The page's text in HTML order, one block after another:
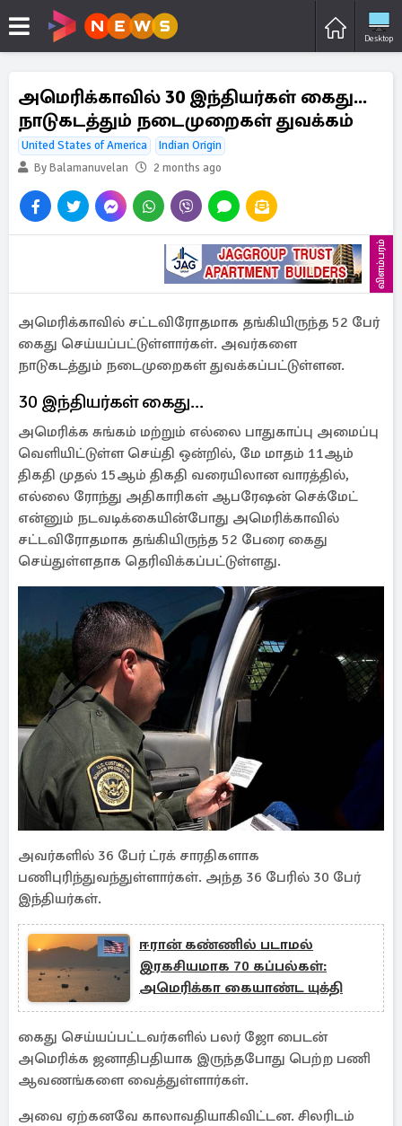
Desktop
அமெரிக்காவில் 30 இந்தியர்கள் கைது...
நாடுகடத்தும் நடைமுறைகள் துவக்கம்
United States of America
Indian Origin
By Balamanuvelan
2 months ago
விளம்பரம்
அமெரிக்காவில் சட்டவிரோதமாக தங்கியிருந்த 52 பேர்
கைது செய்யப்பட்டுள்ளார்கள். அவர்களை
நாடுகடத்தும் நடைமுறைகள் துவக்கப்பட்டுள்ளன.
30 இந்தியர்கள் கைது...
அமெரிக்க சுங்கம் மற்றும் எல்லை பாதுகாப்பு அமைப்பு
வெளியிட்டுள்ள செய்தி ஒன்றில், மே மாதம் 11ஆம்
திகதி முதல் 15ஆம் திகதி வரையிலான வாரத்தில்,
எல்லை ரோந்து அதிகாரிகள் ஆபரேஷன் செக்மேட்
என்னும் நடவடிக்கையின்போது அமெரிக்காவில்
சட்டவிரோதமாக தங்கியிருந்த 52 பேரை கைது
செய்துள்ளதாக தெரிவிக்கப்பட்டுள்ளது.
அவர்களில் 36 பேர் ட்ரக் சாரதிகளாக
பணிபுரிந்துவந்துள்ளார்கள். அந்த 36 பேரில் 30 பேர்
இந்தியர்கள்.
ஈரான் கண்ணில் படாமல்
இரகசியமாக 70 கப்பல்கள்:
அமெரிக்கா கையாண்ட யுக்தி
கைது செய்யப்பட்டவர்களில் பலர் ஜோ பைடன்
அமெரிக்க ஜனாதிபதியாக இருந்தபோது பெற்ற பணி
ஆவணங்களை வைத்துள்ளார்கள்.
அவை ஏற்கனவே காலாவதியாகிவிட்டன. சிலரிடம்